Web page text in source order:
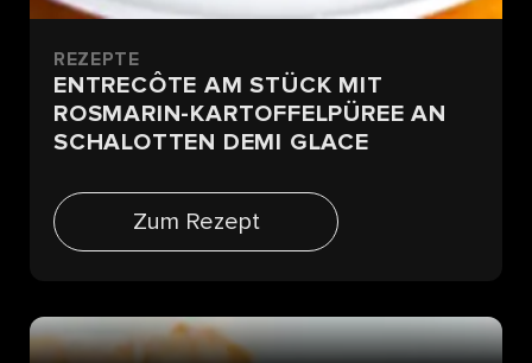
REZEPTE
ENTRECÔTE AM STÜCK MIT
ROSMARIN-KARTOFFELPÜREE AN
SCHALOTTEN DEMI GLACE
Zum Rezept